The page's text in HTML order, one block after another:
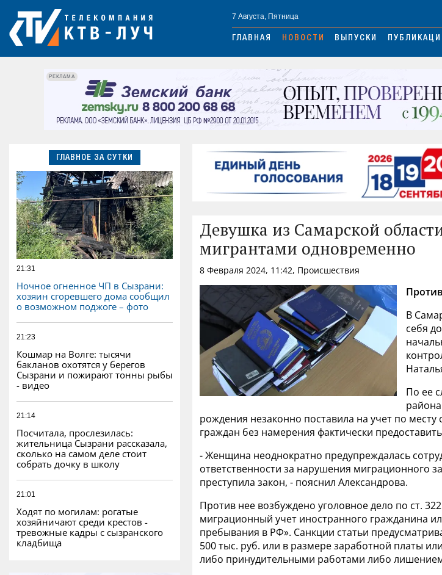
7 Августа, Пятница
ГЛАВНАЯ НОВОСТИ ВЫПУСКИ
РЕКЛАМА
ГЛАВНОЕ ЗА СУТКИ
21:31
Ночное огненное ЧП в Сызрани:
хозяин сгоревшего дома сообщил
о возможном поджоге – фото
21:23
Кошмар на Волге: тысячи
бакланов охотятся у берегов
Сызрани и пожирают тонны рыбы
- видео
21:14
Посчитала, прослезилась:
жительница Сызрани рассказала,
сколько на самом деле стоит
собрать дочку в школу
21:01
Ходят по могилам: рогатые
хозяйничают среди крестов -
тревожные кадры с сызранского
кладбища
Девушка из Самарской
мигрантами одновременно
8 Февраля 2024, 11:42, Происшествия
В
себя
По ее
рождения незаконно поставила на учет по
граждан без намерения фактически
- Женщина неоднократно предупреждалась
ответственности за нарушения миграционного
преступила закон, - пояснил Александрова.
Против нее возбуждено уголовное дело по ст.
миграционный учет иностранного гражданина
пребывания в РФ». Санкции статьи
500 тыс. руб. или в размере заработной платы
либо принудительными работами либо